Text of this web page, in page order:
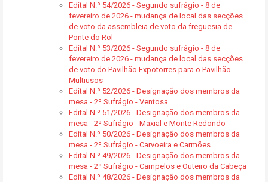
Edital N.º 54/2026 - Segundo sufrágio - 8 de
fevereiro de 2026 - mudança de local das secções
de voto da assembleia de voto da freguesia de
Ponte do Rol
Edital N.º 53/2026 - Segundo sufrágio - 8 de
fevereiro de 2026 - mudança de local das secções
de voto do Pavilhão Expotorres para o Pavilhão
Multiusos
Edital N.º 52/2026 - Designação dos membros da
mesa - 2º Sufrágio - Ventosa
Edital N.º 51/2026 - Designação dos membros da
mesa - 2º Sufrágio - Maxial e Monte Redondo
Edital N.º 50/2026 - Designação dos membros da
mesa - 2º Sufrágio - Carvoeira e Carmões
Edital N.º 49/2026 - Designação dos membros da
mesa - 2º Sufrágio - Campelos e Outeiro da Cabeça
Edital N.º 48/2026 - Designação dos membros da